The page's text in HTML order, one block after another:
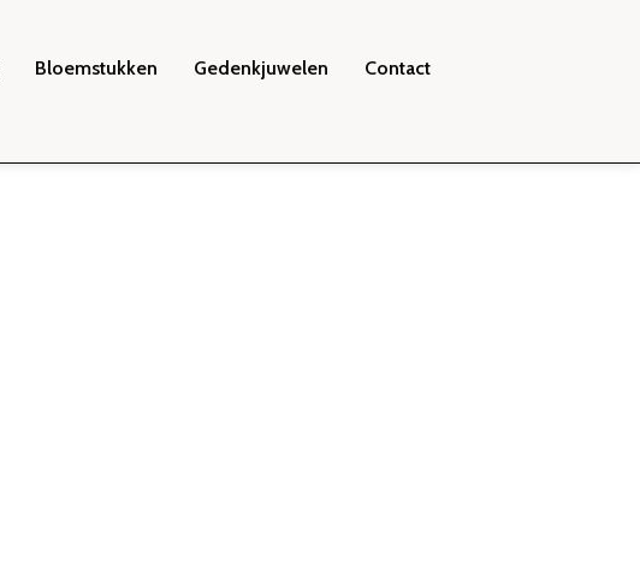
Bloemstukken Gedenkjuwelen Contact